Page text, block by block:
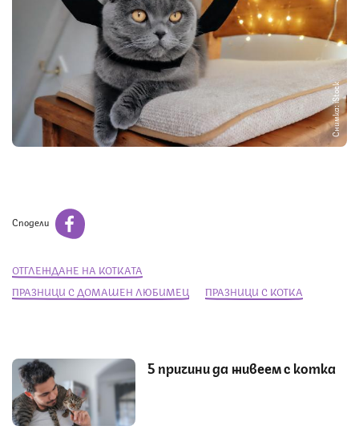
Снимка: iStock
Сподели
ОТГЛЕЖДАНЕ НА КОТКАТА
ПРАЗНИЦИ С ДОМАШЕН ЛЮБИМЕЦ
ПРАЗНИЦИ С КОТКА
5 причини да живеем с котка